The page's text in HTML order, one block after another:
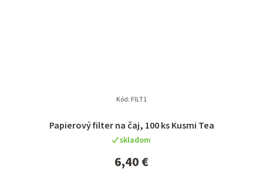
Papierový filter na čaj, 100 ks Kusmi Tea
skladom
6,40 €
Kód: FILT1